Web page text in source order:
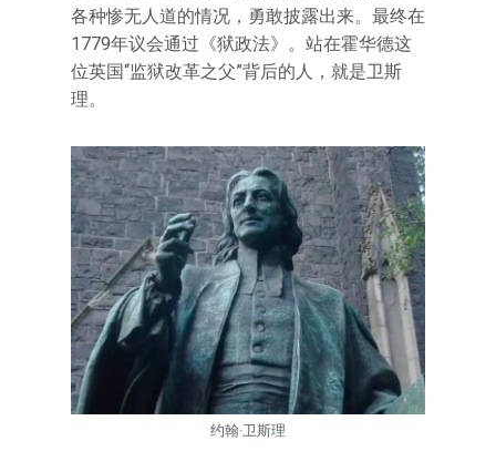
各种惨无人道的情况，勇敢披露出来。最终在
1779年议会通过《狱政法》。站在霍华德这
位英国“监狱改革之父”背后的人，就是卫斯
理。
约翰·卫斯理